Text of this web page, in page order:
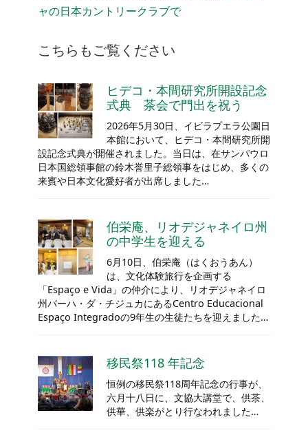
ャの日本カントリークラブで
こちらもご覧ください
ヒデコ・本間研究所開設記念
式典 茶会で門出を祝う
2026年5月30日、イビラプエラ公園日
本館において、ヒデコ・本間研究所開
設記念式典が開催されました。当日は、在サンパウロ
日本国総領事館の鈴木誉里子総領事をはじめ、多くの
来賓や日本文化愛好者が出席しました…
伯栄庵、リオデジャネイロ州
の中学生を迎える
6月10日、伯栄庵（はくおうあん）
は、文化体験旅行を企画する
「Espaço e Vida」の仲介により、リオデジャネイロ
州バーハ・ダ・チジュカにあるCentro Educacional
Espaço Integradoの9年生の生徒たちを迎えました…
移民祭118 年記念
恒例の移民祭118周年記念の行事が、
六月十八日に、文協大講堂で、供茶、
供華、供楽がとり行なわれました…